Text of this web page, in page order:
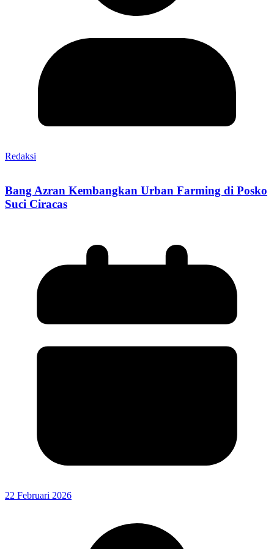
Redaksi
Bang Azran Kembangkan Urban Farming di Posko
Suci Ciracas
22 Februari 2026